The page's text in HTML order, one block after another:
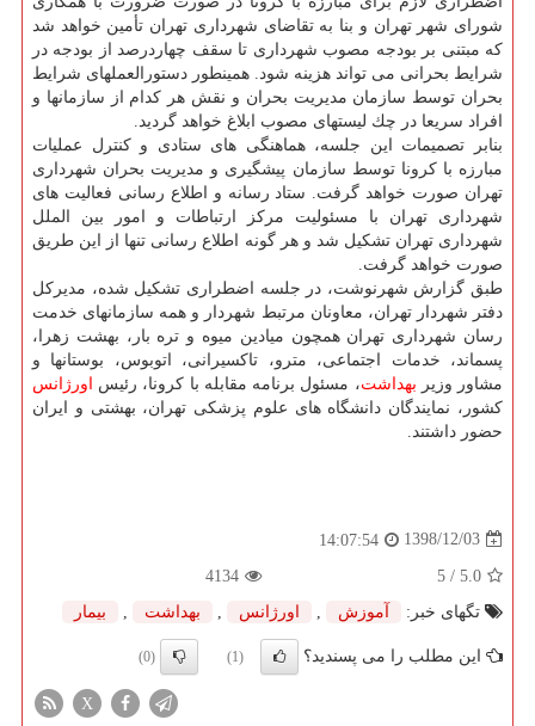
شورای شهر تهران و بنا به تقاضای شهرداری تهران تأمین خواهد شد
كه مبتنی بر بودجه مصوب شهرداری تا سقف چهاردرصد از بودجه در
شرایط بحرانی می تواند هزینه شود. همینطور دستورالعملهای شرایط
بحران توسط سازمان مدیریت بحران و نقش هر كدام از سازمانها و
افراد سریعا در چك لیستهای مصوب ابلاغ خواهد گردید.
بنابر تصمیمات این جلسه، هماهنگی های ستادی و كنترل عملیات
مبارزه با كرونا توسط سازمان پیشگیری و مدیریت بحران شهرداری
تهران صورت خواهد گرفت. ستاد رسانه و اطلاع رسانی فعالیت های
شهرداری تهران با مسئولیت مركز ارتباطات و امور بین الملل
شهرداری تهران تشكیل شد و هر گونه اطلاع رسانی تنها از این طریق
صورت خواهد گرفت.
طبق گزارش شهرنوشت، در جلسه اضطراری تشكیل شده، مدیركل
دفتر شهردار تهران، معاونان مرتبط شهردار و همه سازمانهای خدمت
رسان شهرداری تهران همچون میادین میوه و تره بار، بهشت زهرا،
پسماند، خدمات اجتماعی، مترو، تاكسیرانی، اتوبوس، بوستانها و
مشاور وزیر بهداشت، مسئول برنامه مقابله با كرونا، رئیس
اورژانس
كشور، نمایندگان دانشگاه های علوم پزشكی تهران، بهشتی و ایران
حضور داشتند.
1398/12/03
14:07:54
5.0
/ 5
4134
تگهای خبر:
آموزش , اورژانس , بهداشت , بیمار
این مطلب را می پسندید؟ (1)
(0)
X